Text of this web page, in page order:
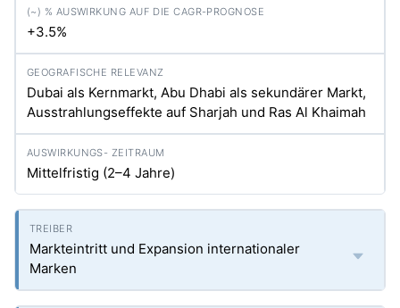
+3.5%
Dubai als Kernmarkt, Abu Dhabi als sekundärer Markt,
Ausstrahlungseffekte auf Sharjah und Ras Al Khaimah
Mittelfristig (2–4 Jahre)
Markteintritt und Expansion internationaler
Marken